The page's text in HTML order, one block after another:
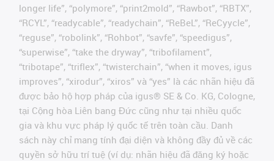
longer life”, “polymore”, “print2mold”, “Rawbot”, “RBTX”,
“RCYL”, “readycable”, “readychain”, “ReBeL”, “ReCyycle”,
“reguse”, “robolink”, “Rohbot”, “savfe”, “speedigus”,
“superwise”, “take the dryway”, “tribofilament”,
“tribotape”, “triflex”, “twisterchain”, “when it moves, igus
improves”, “xirodur”, “xiros” và “yes” là các nhãn hiệu đã
được bảo hộ hợp pháp của igus® SE & Co. KG, Cologne,
tại Cộng hòa Liên bang Đức cũng như tại nhiều quốc
gia và khu vực pháp lý quốc tế trên toàn cầu. Danh
sách này chỉ mang tính đại diện và không đầy đủ về các
quyền sở hữu trí tuệ (ví dụ: nhãn hiệu đã đăng ký hoặc